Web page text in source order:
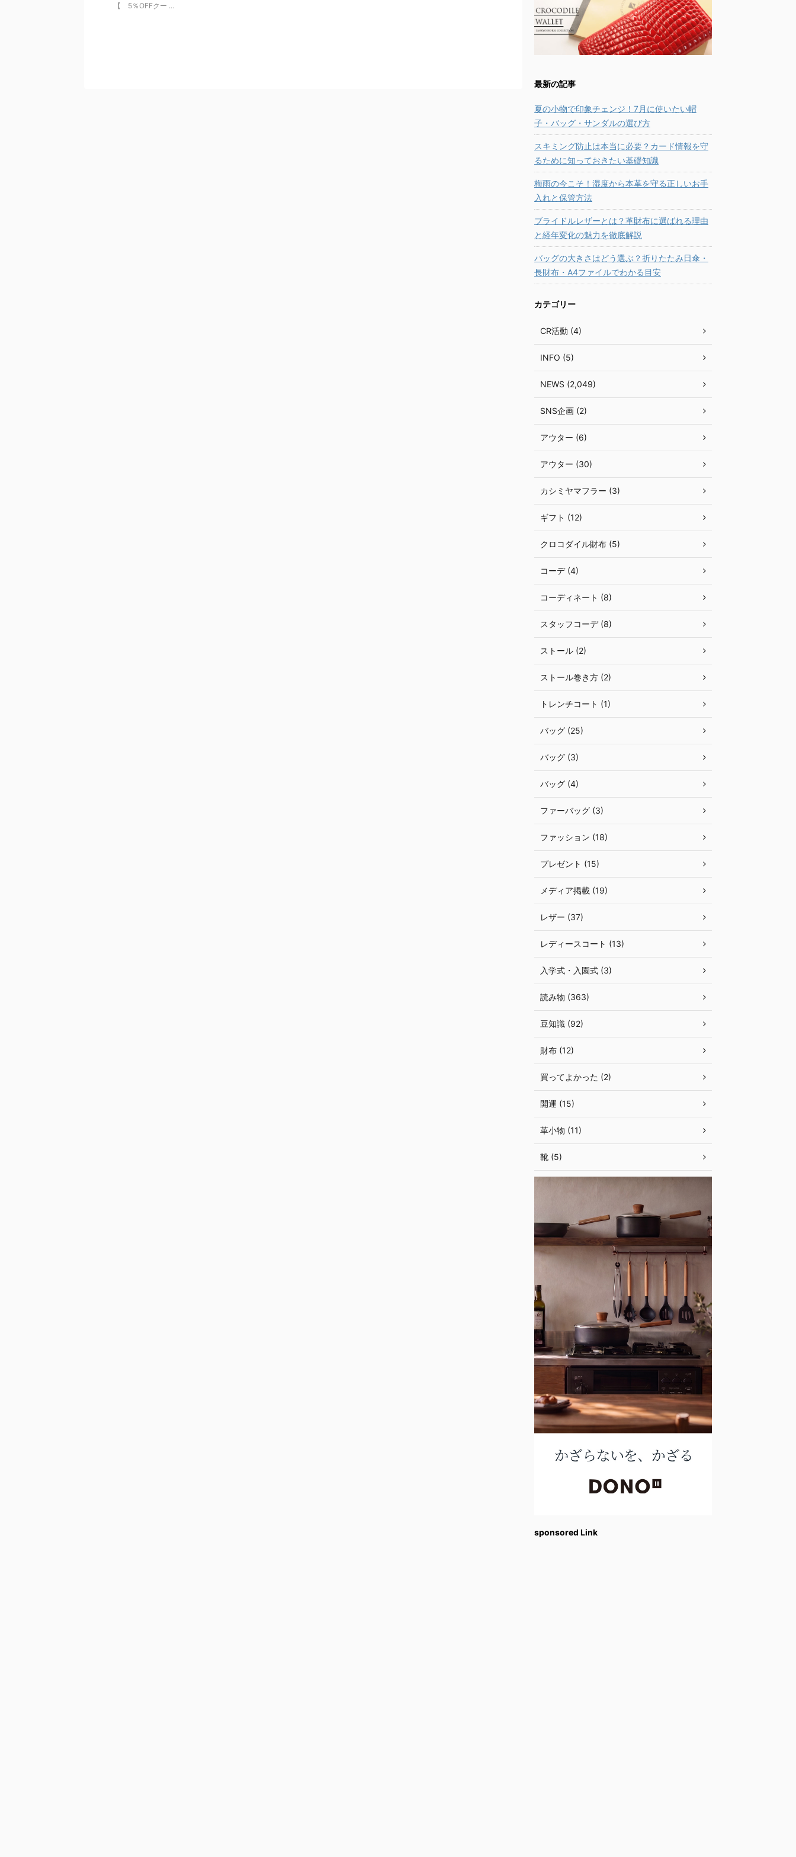
【 5％OFFクー ...
最新の記事
夏の小物で印象チェンジ！7月に使いたい帽
子・バッグ・サンダルの選び方
スキミング防止は本当に必要？カード情報を守
るために知っておきたい基礎知識
梅雨の今こそ！湿度から本革を守る正しいお手
入れと保管方法
ブライドルレザーとは？革財布に選ばれる理由
と経年変化の魅力を徹底解説
バッグの大きさはどう選ぶ？折りたたみ日傘・
長財布・A4ファイルでわかる目安
カテゴリー
CR活動 (4)
INFO (5)
NEWS (2,049)
SNS企画 (2)
アウター (6)
アウター (30)
カシミヤマフラー (3)
ギフト (12)
クロコダイル財布 (5)
コーデ (4)
コーディネート (8)
スタッフコーデ (8)
ストール (2)
ストール巻き方 (2)
トレンチコート (1)
バッグ (25)
バッグ (3)
バッグ (4)
ファーバッグ (3)
ファッション (18)
プレゼント (15)
メディア掲載 (19)
レザー (37)
レディースコート (13)
入学式・入園式 (3)
読み物 (363)
豆知識 (92)
財布 (12)
買ってよかった (2)
開運 (15)
革小物 (11)
靴 (5)
sponsored Link